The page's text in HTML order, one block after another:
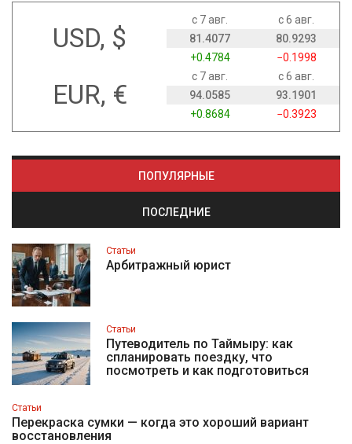
USD, $
с 7 авг.
с 6 авг.
81.4077
80.9293
+0.4784
−0.1998
EUR, €
с 7 авг.
с 6 авг.
94.0585
93.1901
+0.8684
−0.3923
ПОПУЛЯРНЫЕ
ПОСЛЕДНИЕ
Статьи
Арбитражный юрист
Статьи
Путеводитель по Таймыру: как
спланировать поездку, что
посмотреть и как подготовиться
Статьи
Перекраска сумки — когда это хороший вариант
восстановления